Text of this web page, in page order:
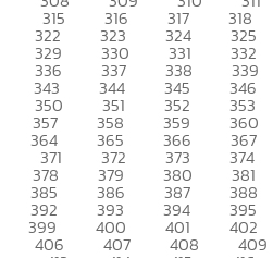
315 316 317 318
322 323 324 325
329 330 331 332
336 337 338 339
343 344 345 346
350 351 352 353
357 358 359 360
364 365 366 367
371 372 373 374
378 379 380 381
385 386 387 388
392 393 394 395
399 400 401 402
406 407 408 409